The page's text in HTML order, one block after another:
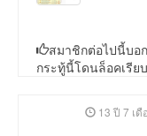
สมาชิกต่อไปนี้บ
กระทู้นี้โดนล็อคเรีย
13 ปี 7 เ